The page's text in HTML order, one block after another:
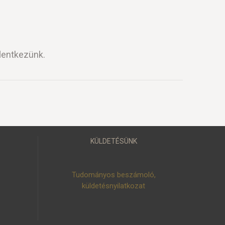
KÜLDETÉSÜNK
Tudományos beszámoló,
küldetésnyilatkozat